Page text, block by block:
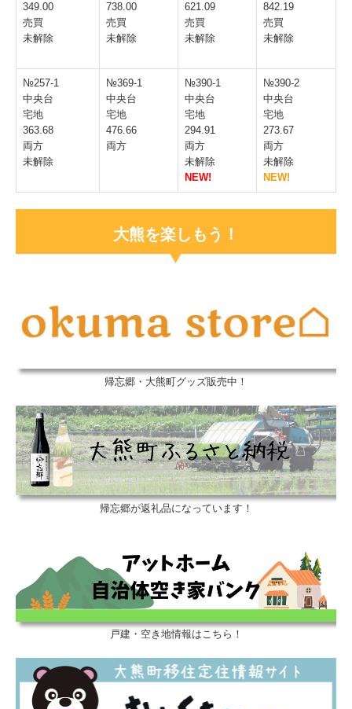
349.00
売買
未解除
738.00
売買
未解除
621.09
売買
未解除
842.19
売買
未解除
№257-1
中央台
宅地
363.68
両方
未解除
№369-1
中央台
宅地
476.66
両方
№390-1
中央台
宅地
294.91
両方
未解除
NEW!
№390-2
中央台
宅地
273.67
両方
未解除
NEW!
大熊を楽しもう！
帰忘郷・大熊町グッズ販売中！
帰忘郷が返礼品になっています！
戸建・空き地情報はこちら！